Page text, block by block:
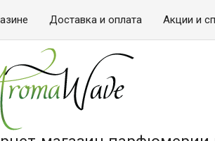
Доставка и оплата Акции и